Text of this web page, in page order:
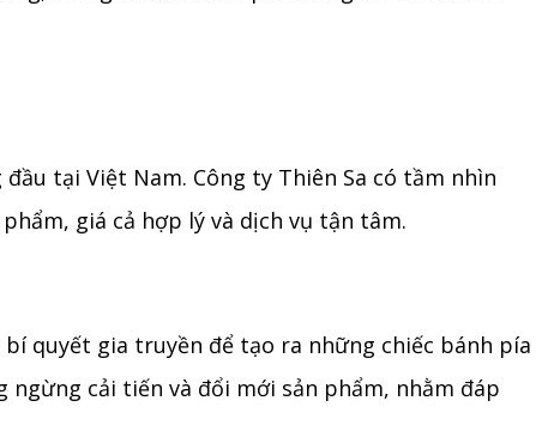
tại Việt Nam. Công ty Thiên Sa có tầm nhìn
giá cả hợp lý và dịch vụ tận tâm.
quyết gia truyền để tạo ra những chiếc bánh pía
ngừng cải tiến và đổi mới sản phẩm, nhằm đáp